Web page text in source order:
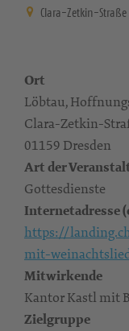
Clara-Zetkin-Straße
Ort
Löbtau,
Clara-Zetkin-
01159 Dresden
Art der
Gottesdienste
Internetadresse
https://
mit-
Mitwirkende
Kantor Kastl mit
Zielgruppe